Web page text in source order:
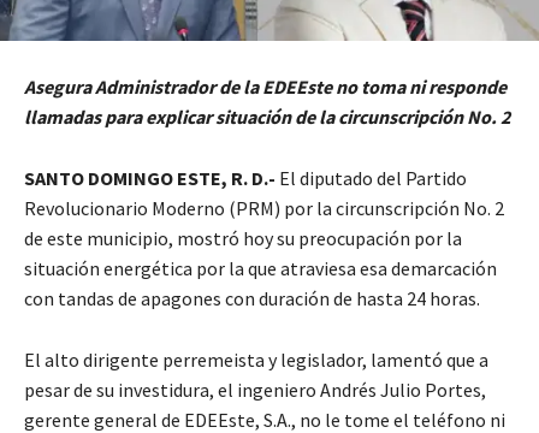
Asegura Administrador de la EDEEste no toma ni responde
llamadas para explicar situación de la circunscripción No. 2
SANTO DOMINGO ESTE, R. D.- El diputado del Partido
Revolucionario Moderno (PRM) por la circunscripción No. 2
de este municipio, mostró hoy su preocupación por la
situación energética por la que atraviesa esa demarcación
con tandas de apagones con duración de hasta 24 horas.
El alto dirigente perremeista y legislador, lamentó que a
pesar de su investidura, el ingeniero Andrés Julio Portes,
gerente general de EDEEste, S.A., no le tome el teléfono ni